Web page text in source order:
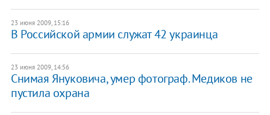
23 июня 2009, 15:16
В Российской армии служат 42 украинца
23 июня 2009, 14:56
Снимая Януковича, умер фотограф. Медиков не
пустила охрана